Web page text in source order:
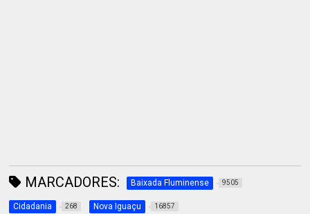
MARCADORES: Baixada Fluminense 9505
Cidadania 268 Nova Iguaçu 16857